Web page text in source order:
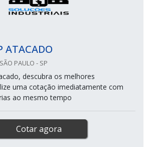
ATACADO
PAULO - SP
descubra os melhores
uma cotação imediatamente com
ao mesmo tempo
Cotar agora